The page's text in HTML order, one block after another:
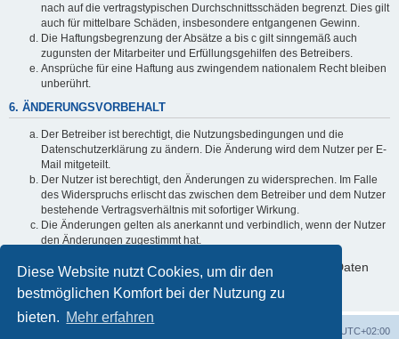
Diese Website nutzt Cookies, um dir den
bestmöglichen Komfort bei der Nutzung zu
bieten. Mehr erfahren
nach auf die vertragstypischen Durchschnittsschäden begrenzt. Dies gilt
auch für mittelbare Schäden, insbesondere entgangenen Gewinn.
Die Haftungsbegrenzung der Absätze a bis c gilt sinngemäß auch
zugunsten der Mitarbeiter und Erfüllungsgehilfen des Betreibers.
Ansprüche für eine Haftung aus zwingendem nationalem Recht bleiben
unberührt.
6. ÄNDERUNGSVORBEHALT
Der Betreiber ist berechtigt, die Nutzungsbedingungen und die
Datenschutzerklärung zu ändern. Die Änderung wird dem Nutzer per E-
Mail mitgeteilt.
Der Nutzer ist berechtigt, den Änderungen zu widersprechen. Im Falle
des Widerspruchs erlischt das zwischen dem Betreiber und dem Nutzer
bestehende Vertragsverhältnis mit sofortiger Wirkung.
Die Änderungen gelten als anerkannt und verbindlich, wenn der Nutzer
den Änderungen zugestimmt hat.
Informationen über den Umgang mit deinen persönlichen Daten
sind in der Datenschutzerklärung enthalten.
UTC+02:00